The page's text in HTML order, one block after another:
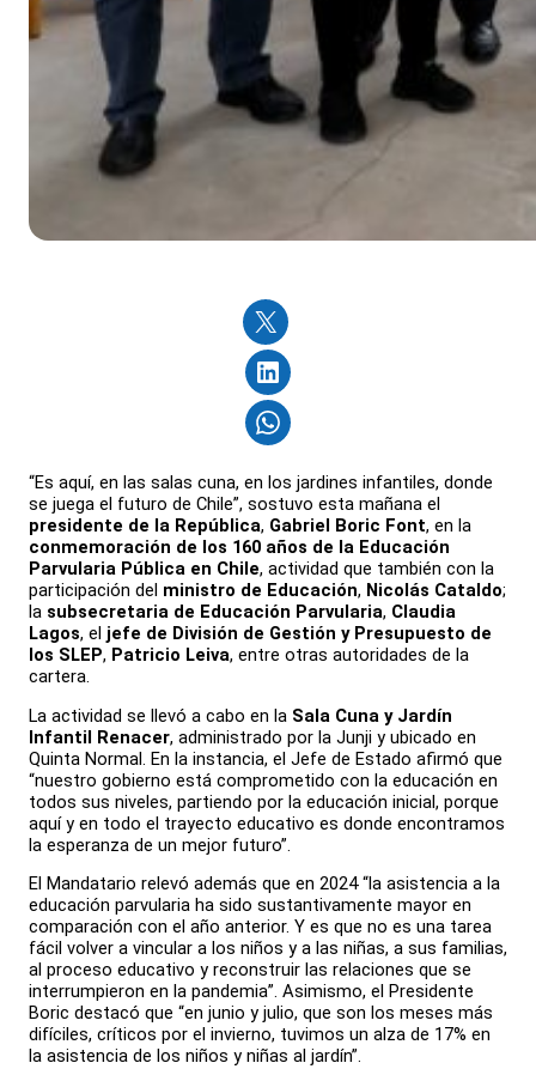
“Es aquí, en las salas cuna, en los jardines infantiles, donde
se juega el futuro de Chile”, sostuvo esta mañana el
presidente de la República, Gabriel Boric Font, en la
conmemoración de los 160 años de la Educación
Parvularia Pública en Chile, actividad que también con la
participación del ministro de Educación, Nicolás Cataldo;
la subsecretaria de Educación Parvularia, Claudia
Lagos, el jefe de División de Gestión y Presupuesto de
los SLEP, Patricio Leiva, entre otras autoridades de la
cartera.
La actividad se llevó a cabo en la Sala Cuna y Jardín
Infantil Renacer, administrado por la Junji y ubicado en
Quinta Normal. En la instancia, el Jefe de Estado afirmó que
“nuestro gobierno está comprometido con la educación en
todos sus niveles, partiendo por la educación inicial, porque
aquí y en todo el trayecto educativo es donde encontramos
la esperanza de un mejor futuro”.
El Mandatario relevó además que en 2024 “la asistencia a la
educación parvularia ha sido sustantivamente mayor en
comparación con el año anterior. Y es que no es una tarea
fácil volver a vincular a los niños y a las niñas, a sus familias,
al proceso educativo y reconstruir las relaciones que se
interrumpieron en la pandemia”. Asimismo, el Presidente
Boric destacó que “en junio y julio, que son los meses más
difíciles, críticos por el invierno, tuvimos un alza de 17% en
la asistencia de los niños y niñas al jardín”.